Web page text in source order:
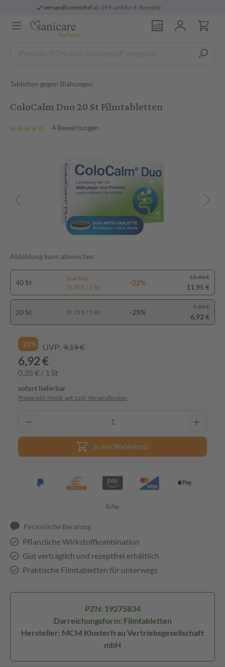
und für E-Rezepte
Tabletten gegen Blähungen
ColoCalm Duo 20 St Filmtabletten
4 Bewertungen
Abbildung kann abweichen
40 St
Spartipp
(0,30 € / 1 St)
-22%
15,40 €
11,95 €
20 St (0,35 € / 1 St) -25%
9,19 €
6,92 €
-25% UVP: 9,19 €
6,92 €
0,35 € / 1 St
sofort lieferbar
Preise inkl. MwSt. ggf. zzgl. Versandkosten
In den Warenkorb
Persönliche Beratung
Pflanzliche Wirkstoffkombination
Gut verträglich und rezeptfrei erhältlich
Praktische Filmtabletten für unterwegs
PZN: 19275834
Darreichungsform: Filmtabletten
Hersteller: MCM Klosterfrau Vertriebsgesellschaft
mbH